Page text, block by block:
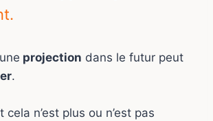
projection dans le futur peut
.
n’est plus ou n’est pas